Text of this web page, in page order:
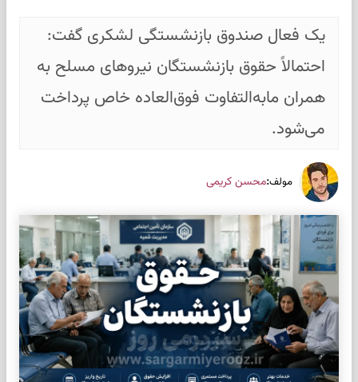
یک فعال صندوق بازنشستگی لشکری گفت:
احتمالاً حقوق بازنشستگان نیروهای مسلح به
همران مابه‌التفاوت فوق‌العاده خاص پرداخت
می‌شود.
مولف:محسن کریمی